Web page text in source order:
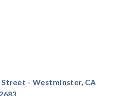
- Westminster, CA